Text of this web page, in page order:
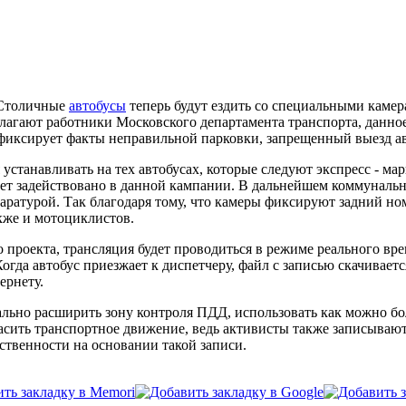
автобусы теперь будут ездить со специальными
работники Московского департамента транспорта,
факты неправильной парковки, запрещенный выезд
на тех автобусах, которые следуют экспресс -
задействовано в данной кампании. В дальнейшем
Так благодаря тому, что камеры фиксируют задний
и мотоциклистов.
трансляция будет проводиться в режиме реального
автобус приезжает к диспетчеру, файл с записью
расширить зону контроля ПДД, использовать как можно
транспортное движение, ведь активисты также
на основании такой записи.